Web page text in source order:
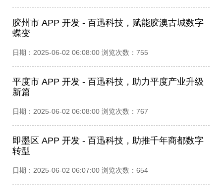
胶州市 APP 开发 - 百迅科技，赋能胶澳古城数字
蝶变​
日期：2025-06-02 06:08:00 浏览次数：755
平度市 APP 开发 - 百迅科技，助力平度产业升级
新篇​
日期：2025-06-02 06:08:00 浏览次数：767
即墨区 APP 开发 - 百迅科技，助推千年商都数字
转型​
日期：2025-06-02 06:07:00 浏览次数：654